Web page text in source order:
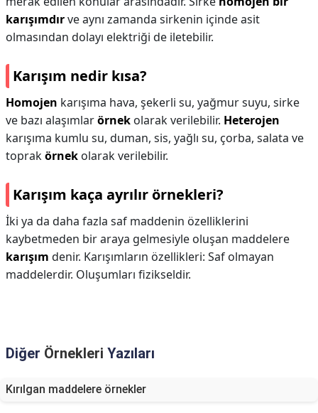
karışımdırve aynı zamanda sirkenin içinde asit
olmasından dolayı elektriği de iletebilir.
Karışım nedir kısa?
Homojen karışıma hava, şekerli su, yağmur suyu, sirke
ve bazı alaşımlarörnek olarak verilebilir. Heterojen
karışıma kumlu su, duman, sis, yağlı su, çorba, salata ve
toprakörnek olarak verilebilir.
Karışım kaça ayrılır örnekleri?
İki ya da daha fazla saf maddenin özelliklerini
kaybetmeden bir araya gelmesiyle oluşan maddelere
karışım denir. Karışımların özellikleri: Saf olmayan
maddelerdir. Oluşumları fizikseldir.
Diğer Örnekleri Yazıları
Kırılgan maddelere örnekler